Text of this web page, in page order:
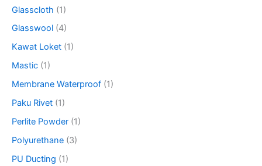
Glasscloth (1)
Glasswool (4)
Kawat Loket (1)
Mastic (1)
Membrane Waterproof (1)
Paku Rivet (1)
Perlite Powder (1)
Polyurethane (3)
PU Ducting (1)